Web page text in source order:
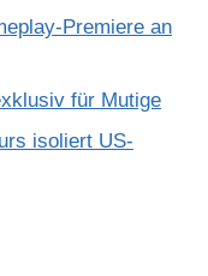
Premiere an
für Mutige
isoliert US-